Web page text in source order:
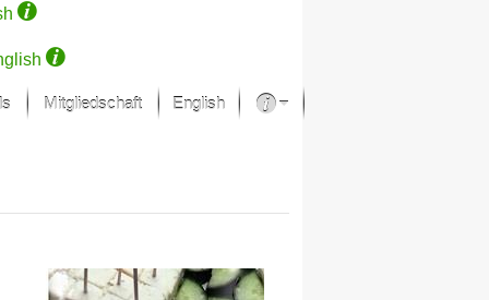
Mitgliedschaft English
Kunsthäuser